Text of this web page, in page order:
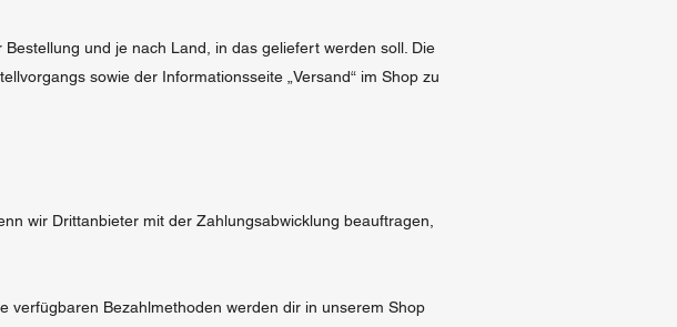
und je nach Land, in das geliefert werden soll. Die
sowie der Informationsseite „Versand“ im Shop zu
wir Drittanbieter mit der Zahlungsabwicklung beauftragen,
verfügbaren Bezahlmethoden werden dir in unserem Shop